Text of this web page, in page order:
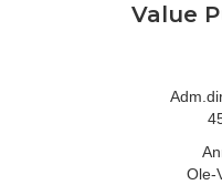
Value
Ole-